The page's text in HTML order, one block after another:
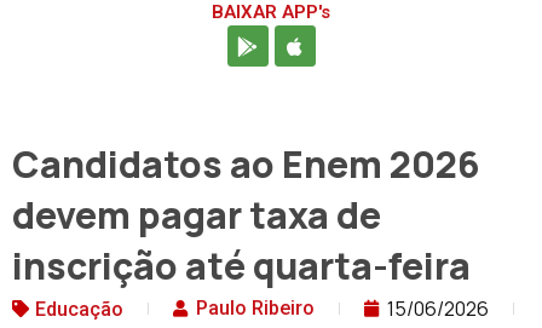
BAIXAR APP's
Candidatos ao Enem 2026
devem pagar taxa de
inscrição até quarta-feira
Educação Paulo Ribeiro
15/06/2026